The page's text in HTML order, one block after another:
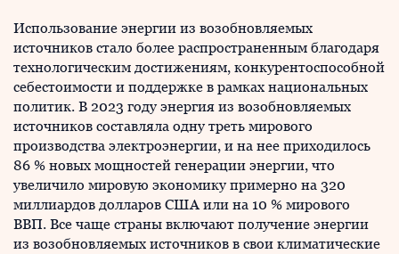
Использование энергии из возобновляемых
источников стало более распространенным благодаря
технологическим достижениям, конкурентоспособной
себестоимости и поддержке в рамках национальных
политик. В 2023 году энергия из возобновляемых
источников составляла одну треть мирового
производства электроэнергии, и на нее приходилось
86 % новых мощностей генерации энергии, что
увеличило мировую экономику примерно на 320
миллиардов долларов США или на 10 % мирового
ВВП. Все чаще страны включают получение энергии
из возобновляемых источников в свои климатические